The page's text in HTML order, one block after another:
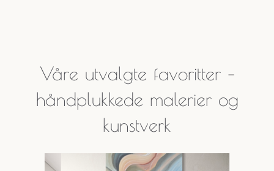
Våre utvalgte favoritter –
håndplukkede malerier og
kunstverk